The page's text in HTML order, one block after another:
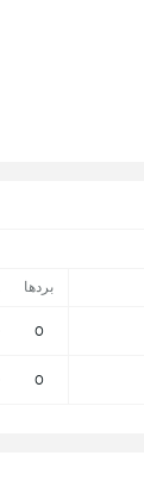
بردها
0
0